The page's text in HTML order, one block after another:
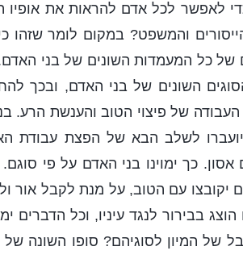
לאפשר לכל אדם להראות את אופיו
והמשפט? במקום לומר שזהו
של כל המעמדות השונים של בני
השונים של בני האדם, ובכך
של פיצוי הטוב והענשת הרע.
לשלב הבא של הפצת עבודת
כך ימוינו בני האדם על פי
יקובצו עם הטוב, על מנת לקבל אור
בבירור לנגד עיניו, וכל הדברים
של המיון לסוגיהם? סופו השונה